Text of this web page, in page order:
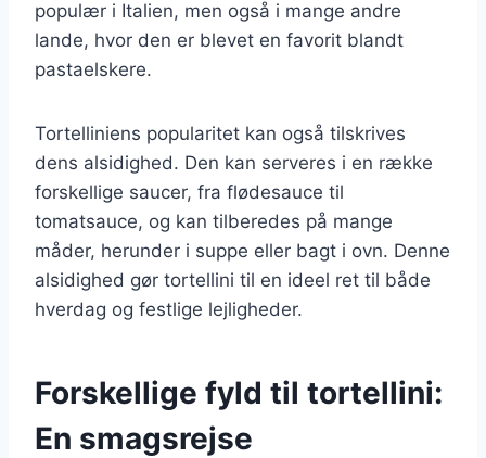
populær i Italien, men også i mange andre
lande, hvor den er blevet en favorit blandt
pastaelskere.
Tortelliniens popularitet kan også tilskrives
dens alsidighed. Den kan serveres i en række
forskellige saucer, fra flødesauce til
tomatsauce, og kan tilberedes på mange
måder, herunder i suppe eller bagt i ovn. Denne
alsidighed gør tortellini til en ideel ret til både
hverdag og festlige lejligheder.
Forskellige fyld til tortellini:
En smagsrejse